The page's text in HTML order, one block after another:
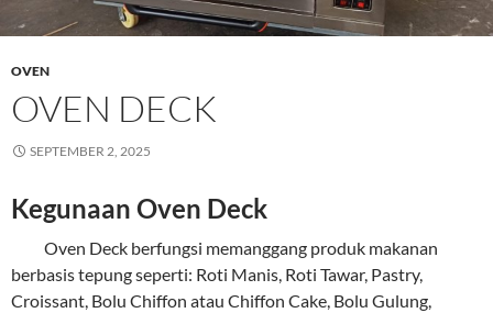
OVEN
OVEN DECK
SEPTEMBER 2, 2025
Kegunaan Oven Deck
Oven Deck berfungsi memanggang produk makanan
berbasis tepung seperti: Roti Manis, Roti Tawar, Pastry,
Croissant, Bolu Chiffon atau Chiffon Cake, Bolu Gulung,